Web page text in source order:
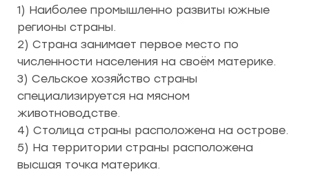
1) Наиболее промышленно развиты южные
регионы страны.
2) Страна занимает первое место по
численности населения на своём материке.
3) Сельское хозяйство страны
специализируется на мясном
животноводстве.
4) Столица страны расположена на острове.
5) На территории страны расположена
высшая точка материка.